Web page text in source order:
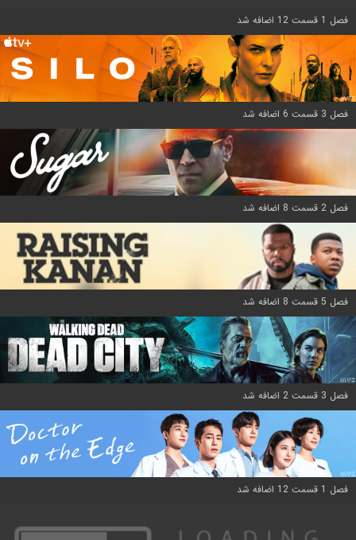
فصل 1 قسمت 12 اضافه شد
فصل 3 قسمت 6 اضافه شد
فصل 2 قسمت 8 اضافه شد
فصل 5 قسمت 8 اضافه شد
فصل 3 قسمت 2 اضافه شد
فصل 1 قسمت 12 اضافه شد